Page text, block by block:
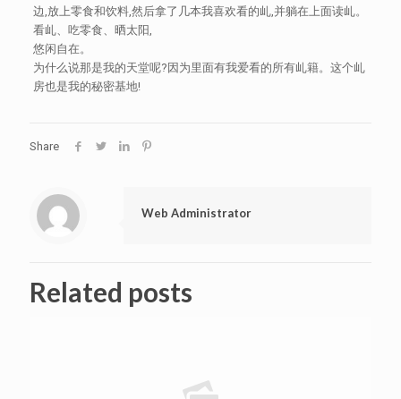
边,放上零食和饮料,然后拿了几本我喜欢看的乢,并躺在上面读乢。
看乢、吃零食、晒太阳,
悠闲自在。
为什么说那是我的天堂呢?因为里面有我爱看的所有乢籍。这个乢
房也是我的秘密基地!
Share
Web Administrator
Related posts